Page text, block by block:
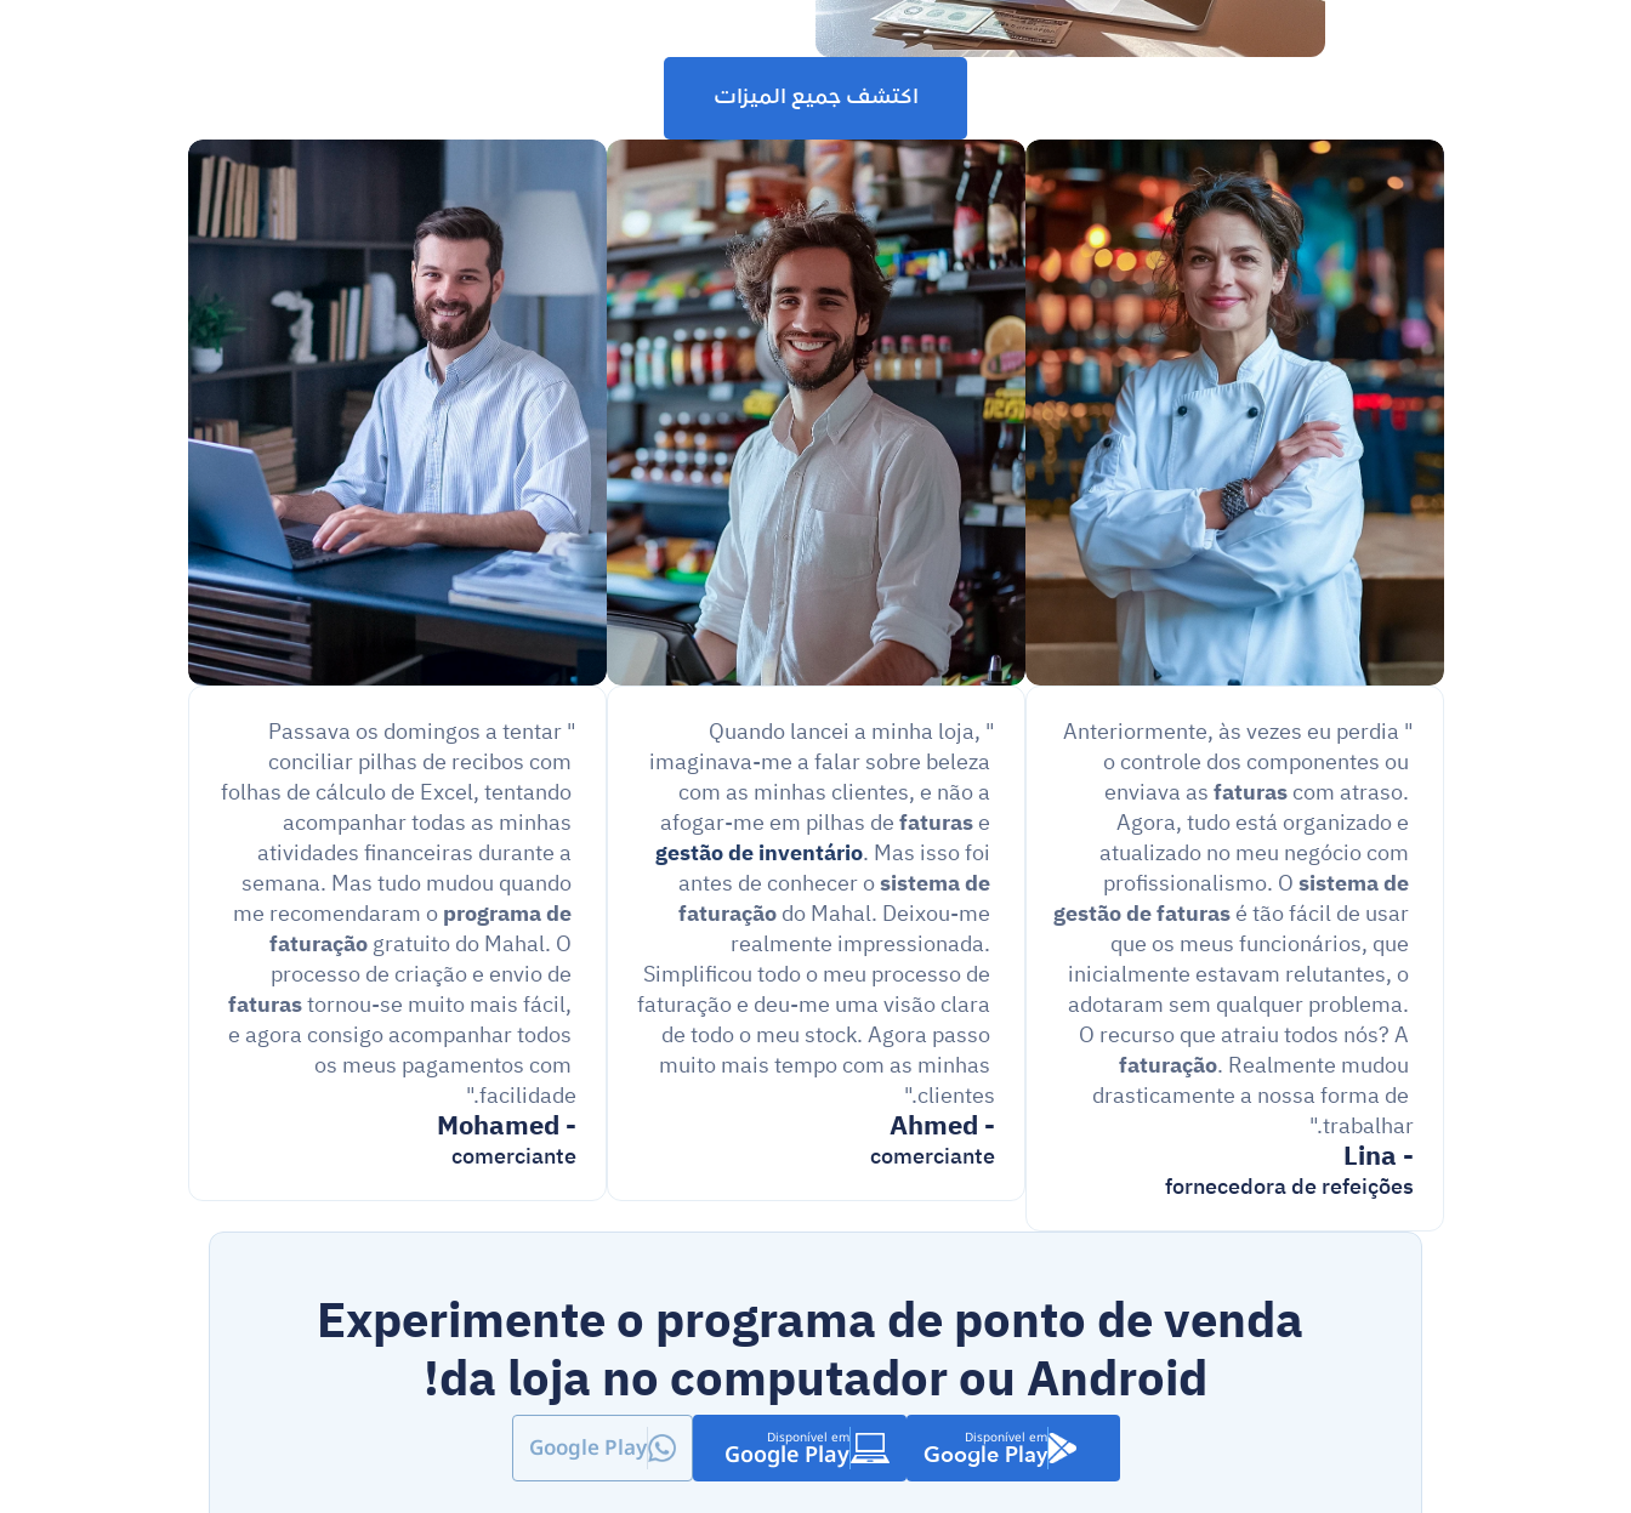
اكتشف جميع الميزات
"Passava os domingos a tentar
conciliar pilhas de recibos com
folhas de cálculo de Excel, tentando
acompanhar todas as minhas
atividades financeiras durante a
semana. Mas tudo mudou quando
me recomendaram o programa de
faturação gratuito do Mahal. O
faturas tornou-se muito mais fácil,
e agora consigo acompanhar todos
os meus pagamentos com
facilidade."
- Mohamed
comerciante
"Quando lancei a minha loja,
imaginava-me a falar sobre beleza
com as minhas clientes, e não a
afogar-me em pilhas de faturas
gestão de inventário. Mas isso foi
antes de conhecer o sistema de
faturação do Mahal. Deixou-me
realmente impressionada.
Simplificou todo o meu processo de
faturação e deu-me uma visão clara
de todo o meu stock. Agora passo
muito mais tempo com as minhas
clientes."
- Ahmed
comerciante
"Anteriormente, às vezes eu perdia
o controle dos componentes ou
enviava as faturas com atraso.
Agora, tudo está organizado e
atualizado no meu negócio com
profissionalismo. O sistema de
gestão de faturas é tão fácil de usar
que os meus funcionários, que
inicialmente estavam relutantes, o
adotaram sem qualquer problema.
faturação. Realmente mudou
drasticamente a nossa forma de
trabalhar."
- Lina
fornecedora de refeições
Experimente o programa de ponto de venda
da loja no computador ou Android!
Google Play Disponível em
Google Play Disponível em
Google Play